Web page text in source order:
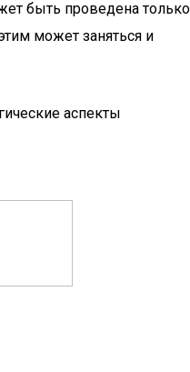
быть проведена только
может заняться и
аспекты